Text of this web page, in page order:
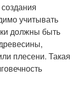
учитывать
должны быть
плесени. Такая